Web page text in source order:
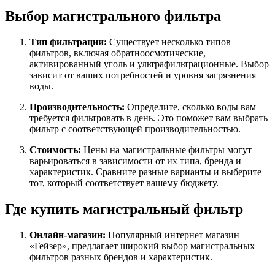
Выбор магистрального фильтра
Тип фильтрации: Существует несколько типов
фильтров, включая обратноосмотические,
активированный уголь и ультрафильтрационные. Выбор
зависит от ваших потребностей и уровня загрязнения
воды.
Производительность: Определите, сколько воды вам
требуется фильтровать в день. Это поможет вам выбрать
фильтр с соответствующей производительностью.
Стоимость: Цены на магистральные фильтры могут
варьироваться в зависимости от их типа, бренда и
характеристик. Сравните разные варианты и выберите
тот, который соответствует вашему бюджету.
Где купить магистральный фильтр
Онлайн-магазин: Популярный интернет магазин
«Гейзер», предлагает широкий выбор магистральных
фильтров разных брендов и характеристик.